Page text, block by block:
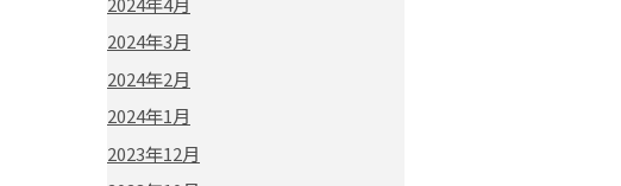
2024年3月
2024年2月
2024年1月
2023年12月